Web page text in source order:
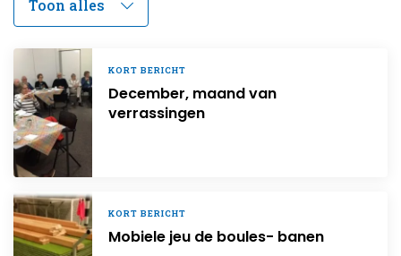
KORT BERICHT
December, maand van
verrassingen
KORT BERICHT
Mobiele jeu de boules- banen